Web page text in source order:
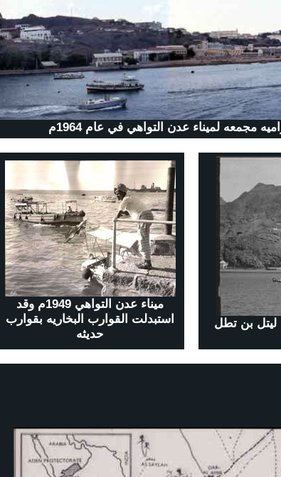
مجمعه لميناء عدن التواهي في عام 1964م
ميناء عدن التواهي 1949م وقد
استبدلت القوارب البخاريه بقوارب
حديثه
ويلاحظ ساعة ليتل بن تطل